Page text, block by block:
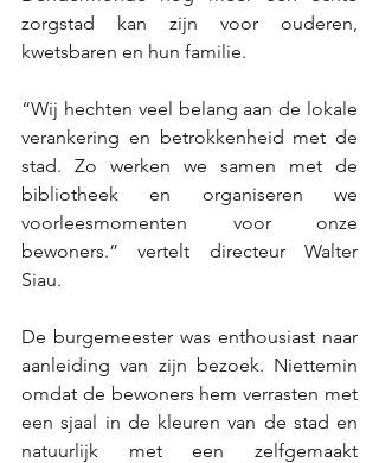
zorgstad kan zijn voor ouderen,
kwetsbaren en hun familie.
“Wij hechten veel belang aan de lokale
verankering en betrokkenheid met de
stad. Zo werken we samen met de
bibliotheek en organiseren we
voorleesmomenten voor onze
bewoners.” vertelt directeur Walter
Siau.
De burgemeester was enthousiast naar
aanleiding van zijn bezoek. Niettemin
omdat de bewoners hem verrasten met
een sjaal in de kleuren van de stad en
natuurlijk met een zelfgemaakt